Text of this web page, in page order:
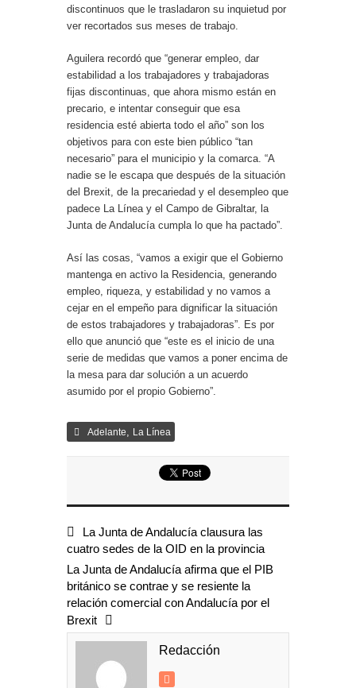
discontinuos que le trasladaron su inquietud por
ver recortados sus meses de trabajo.
Aguilera recordó que “generar empleo, dar
estabilidad a los trabajadores y trabajadoras
fijas discontinuas, que ahora mismo están en
precario, e intentar conseguir que esa
residencia esté abierta todo el año” son los
objetivos para con este bien público “tan
necesario” para el municipio y la comarca. “A
nadie se le escapa que después de la situación
del Brexit, de la precariedad y el desempleo que
padece La Línea y el Campo de Gibraltar, la
Junta de Andalucía cumpla lo que ha pactado”.
Así las cosas, “vamos a exigir que el Gobierno
mantenga en activo la Residencia, generando
empleo, riqueza, y estabilidad y no vamos a
cejar en el empeño para dignificar la situación
de estos trabajadores y trabajadoras”. Es por
ello que anunció que “este es el inicio de una
serie de medidas que vamos a poner encima de
la mesa para dar solución a un acuerdo
asumido por el propio Gobierno”.
Adelante, La Línea
La Junta de Andalucía clausura las
cuatro sedes de la OID en la provincia
La Junta de Andalucía afirma que el PIB
británico se contrae y se resiente la
relación comercial con Andalucía por el
Brexit
Redacción